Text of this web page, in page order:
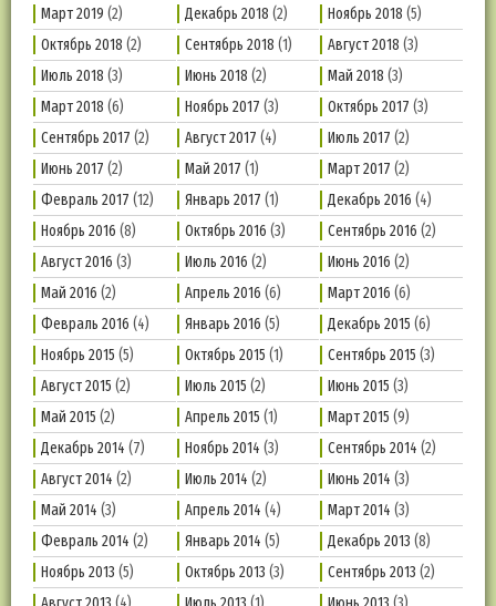
Март 2019 (2) Декабрь 2018 (2) Ноябрь 2018 (5)
Октябрь 2018 (2) Сентябрь 2018 (1) Август 2018 (3)
Июль 2018 (3) Июнь 2018 (2) Май 2018 (3)
Март 2018 (6) Ноябрь 2017 (3) Октябрь 2017 (3)
Сентябрь 2017 (2) Август 2017 (4) Июль 2017 (2)
Июнь 2017 (2) Май 2017 (1) Март 2017 (2)
Февраль 2017 (12) Январь 2017 (1) Декабрь 2016 (4)
Ноябрь 2016 (8) Октябрь 2016 (3) Сентябрь 2016 (2)
Август 2016 (3) Июль 2016 (2) Июнь 2016 (2)
Май 2016 (2) Апрель 2016 (6) Март 2016 (6)
Февраль 2016 (4) Январь 2016 (5) Декабрь 2015 (6)
Ноябрь 2015 (5) Октябрь 2015 (1) Сентябрь 2015 (3)
Август 2015 (2) Июль 2015 (2) Июнь 2015 (3)
Май 2015 (2) Апрель 2015 (1) Март 2015 (9)
Декабрь 2014 (7) Ноябрь 2014 (3) Сентябрь 2014 (2)
Август 2014 (2) Июль 2014 (2) Июнь 2014 (3)
Май 2014 (3) Апрель 2014 (4) Март 2014 (3)
Февраль 2014 (2) Январь 2014 (5) Декабрь 2013 (8)
Ноябрь 2013 (5) Октябрь 2013 (3) Сентябрь 2013 (2)